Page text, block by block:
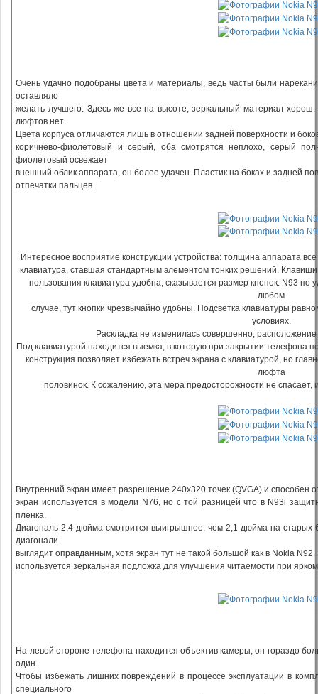
Очень удачно подобраны цвета и материалы, ведь часты были
оставляло
желать лучшего. Здесь же все на высоте, зеркальный материал хорош,
люфтов нет.
Цвета корпуса отличаются лишь в отношении задней поверхности и
коричнево-фиолетовый и серый, оба смотрятся неплохо, серый
фиолетовый освежает
внешний облик аппарата, он более удачен. Пластик на боках и задней
отпечатки пальцев.
Интересное восприятие конструкции устройства: толщина аппарата
клавиатура, ставшая стандартным элементом тонких решений.
пользования клавиатура удобна, сказывается размер кнопок. N93 по
любом
случае, тут кнопки чрезвычайно удобны. Подсветка клавиатуры
условиях.
Раскладка не изменилась совершенно,
Под клавиатурой находится выемка, в которую при закрытии телефона
конструкция позволяет избежать встреч экрана с клавиатурой, но
люфта
половинок. К сожалению, эта мера предосторожности не спасает,
Внутренний экран имеет разрешение 240х320 точек (QVGA) и способен
экран используется в модели N76, но с той разницей что в N93i
пленка.
Диагональ 2,4 дюйма смотрится выигрышнее, чем 2,1 дюйма на старых
диагонали
выглядит оправданным, хотя экран тут не такой большой как в Nokia
используется зеркальная подложка для улучшения читаемости при
На левой стороне телефона находится объектив камеры, он гораздо
один.
Чтобы избежать лишних повреждений в процессе эксплуатации в
специального